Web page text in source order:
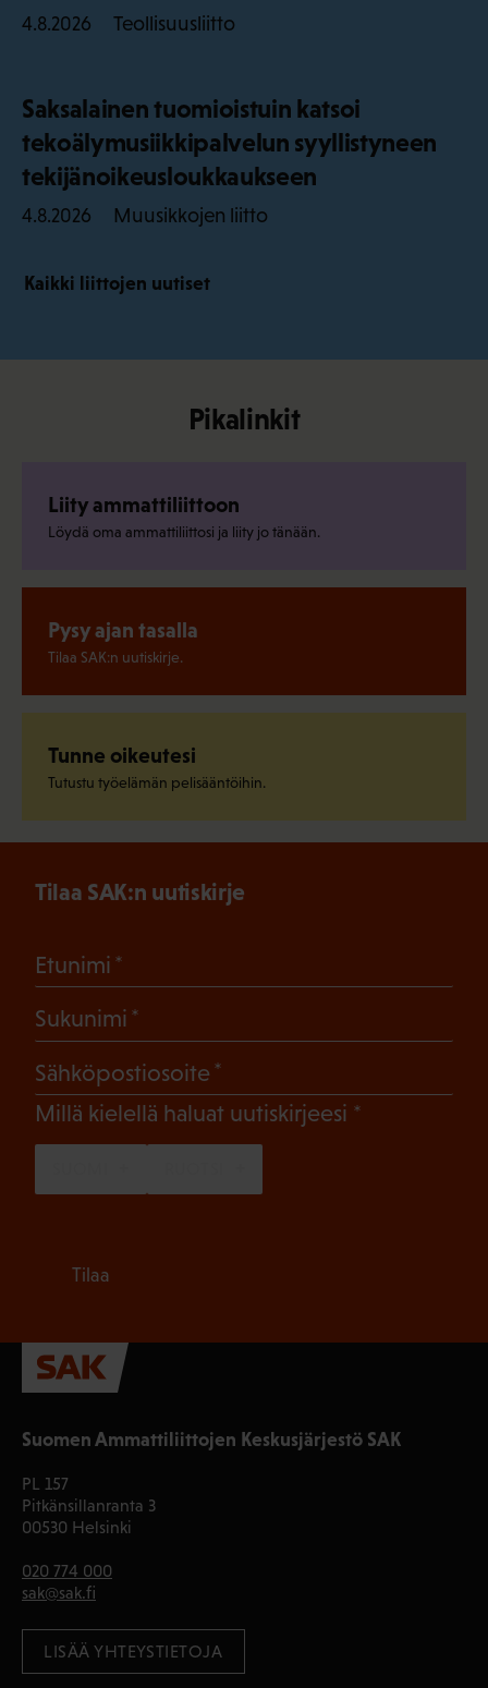
4.8.2026 Teollisuusliitto
Saksalainen tuomioistuin katsoi
tekoälymusiikkipalvelun syyllistyneen
tekijänoikeusloukkaukseen
4.8.2026 Muusikkojen liitto
Kaikki liittojen uutiset
Pikalinkit
Liity ammattiliittoon
Löydä oma ammattiliittosi ja liity jo tänään.
Pysy ajan tasalla
Tilaa SAK:n uutiskirje.
Tunne oikeutesi
Tutustu työelämän pelisääntöihin.
Suomen Ammattiliittojen Keskusjärjestö SAK
PL 157
Pitkänsillanranta 3
00530 Helsinki
020 774 000
sak@sak.fi
LISÄÄ YHTEYSTIETOJA
Tilaa SAK:n uutiskirje
Etunimi
Sukunimi
Sähköpostiosoite
Millä kielellä haluat uutiskirjeesi (Pakollinen)
Tilaa